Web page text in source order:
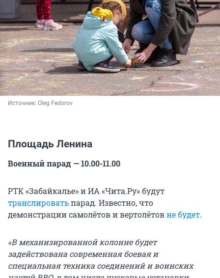
Источник: Oleg Fedorov
Площадь Ленина
Военный парад — 10.00-11.00
РТК «Забайкалье» и ИА «Чита.Ру» будут
транслироватьпарад. Известно, что
демонстрации самолётов и вертолётовне будет.
«В механизированной колонне будет
задействована современная боевая и
специальная техника соединений и воинских